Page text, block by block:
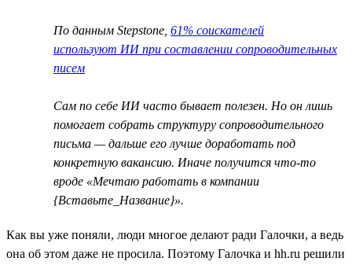
По данным Stepstone, 61% соискателей
используют ИИ при составлении сопроводительных
писем
Сам по себе ИИ часто бывает полезен. Но он лишь
помогает собрать структуру сопроводительного
письма — дальше его лучше доработать под
конкретную вакансию. Иначе получится что-то
вроде «Мечтаю работать в компании
{Вставьте_Название}».
Как вы уже поняли, люди многое делают ради Галочки, а ведь
она об этом даже не просила. Поэтому Галочка и hh.ru решили